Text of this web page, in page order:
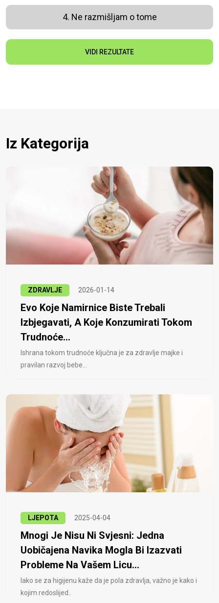
4. Ne razmišljam o tome
VIDI REZULTATE
Iz Kategorija
ZDRAVLJE 2026-01-14
Evo Koje Namirnice Biste Trebali
Izbjegavati, A Koje Konzumirati Tokom
Trudnoće...
Ishrana tokom trudnoće ključna je za zdravlje majke i
pravilan razvoj bebe...
LJEPOTA 2025-04-04
Mnogi Je Nisu Ni Svjesni: Jedna
Uobičajena Navika Mogla Bi Izazvati
Probleme Na Vašem Licu...
Iako se za higijenu kaže da je pola zdravlja, važno je kako i
kojim redoslijed..